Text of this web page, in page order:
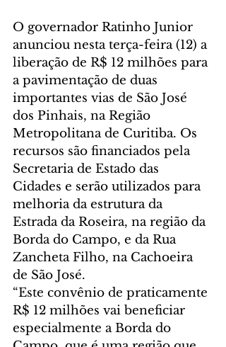
O governador Ratinho Junior
anunciou nesta terça-feira (12) a
liberação de R$ 12 milhões para
a pavimentação de duas
importantes vias de São José
dos Pinhais, na Região
Metropolitana de Curitiba. Os
recursos são financiados pela
Secretaria de Estado das
Cidades e serão utilizados para
melhoria da estrutura da
Estrada da Roseira, na região da
Borda do Campo, e da Rua
Zancheta Filho, na Cachoeira
de São José.
“Este convênio de praticamente
R$ 12 milhões vai beneficiar
especialmente a Borda do